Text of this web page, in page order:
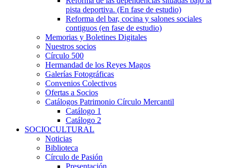
pista deportiva. (En fase de estudio)
Reforma del bar, cocina y salones sociales
contiguos (en fase de estudio)
Memorias y Boletines Digitales
Nuestros socios
Círculo 500
Hermandad de los Reyes Magos
Galerías Fotográficas
Convenios Colectivos
Ofertas a Socios
Catálogos Patrimonio Círculo Mercantil
Catálogo 1
Catálogo 2
SOCIOCULTURAL
Noticias
Biblioteca
Círculo de Pasión
Presentación